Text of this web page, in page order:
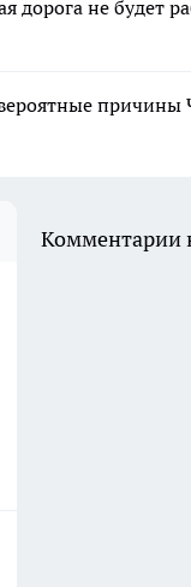
дорога не будет
Комментарии